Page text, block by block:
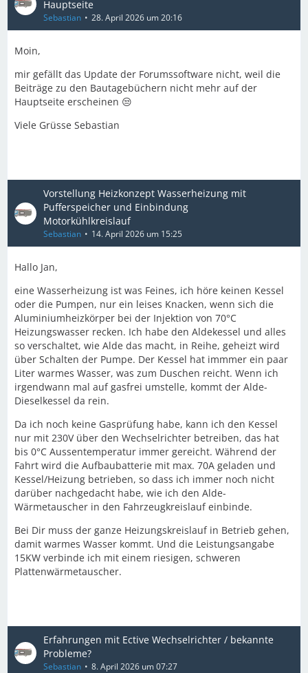
Hauptseite
Sebastian 28. April 2026 um 20:16
Moin,
mir gefällt das Update der Forumssoftware nicht, weil die
Beiträge zu den Bautagebüchern nicht mehr auf der
Hauptseite erscheinen 😒
Viele Grüsse Sebastian
Vorstellung Heizkonzept Wasserheizung mit
Pufferspeicher und Einbindung
Motorkühlkreislauf
Sebastian 14. April 2026 um 15:25
Hallo Jan,
eine Wasserheizung ist was Feines, ich höre keinen Kessel
oder die Pumpen, nur ein leises Knacken, wenn sich die
Aluminiumheizkörper bei der Injektion von 70°C
Heizungswasser recken. Ich habe den Aldekessel und alles
so verschaltet, wie Alde das macht, in Reihe, geheizt wird
über Schalten der Pumpe. Der Kessel hat immmer ein paar
Liter warmes Wasser, was zum Duschen reicht. Wenn ich
irgendwann mal auf gasfrei umstelle, kommt der Alde-
Dieselkessel da rein.
Da ich noch keine Gasprüfung habe, kann ich den Kessel
nur mit 230V über den Wechselrichter betreiben, das hat
bis 0°C Aussentemperatur immer gereicht. Während der
Fahrt wird die Aufbaubatterie mit max. 70A geladen und
Kessel/Heizung betrieben, so dass ich immer noch nicht
darüber nachgedacht habe, wie ich den Alde-
Wärmetauscher in den Fahrzeugkreislauf einbinde.
Bei Dir muss der ganze Heizungskreislauf in Betrieb gehen,
damit warmes Wasser kommt. Und die Leistungsangabe
15KW verbinde ich mit einem riesigen, schweren
Plattenwärmetauscher.
Erfahrungen mit Ective Wechselrichter / bekannte
Probleme?
Sebastian 8. April 2026 um 07:27